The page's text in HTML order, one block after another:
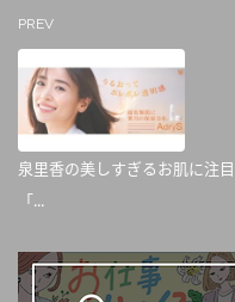
PREV
泉里香の美しすぎるお肌に注目
「...